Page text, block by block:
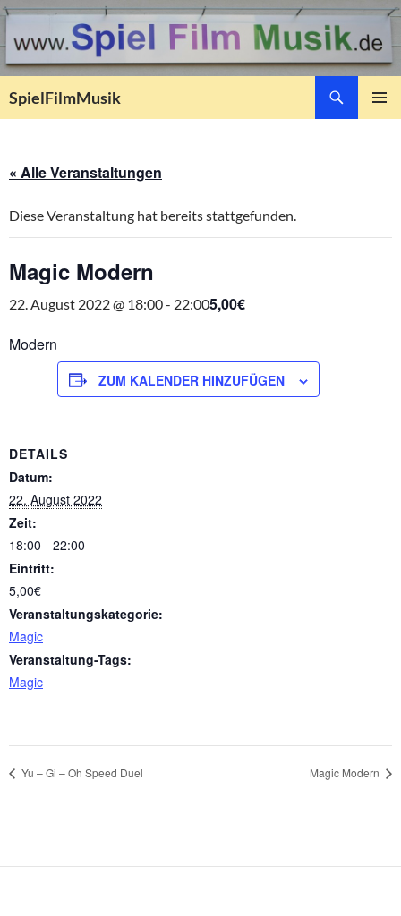
SpielFilmMusik
« Alle Veranstaltungen
Diese Veranstaltung hat bereits stattgefunden.
Magic Modern
22. August 2022 @ 18:00- 22:005,00€
Modern
ZUM KALENDER HINZUFÜGEN
DETAILS
Datum:
22. August 2022
Zeit:
18:00 - 22:00
Eintritt:
5,00€
Veranstaltungskategorie:
Magic
Veranstaltung-Tags:
Magic
Yu – Gi – Oh Speed Duel Magic Modern